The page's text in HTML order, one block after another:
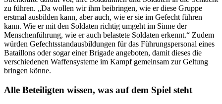
zu führen. „Da wollen wir ihm beibringen, wie er diese Gruppe
erstmal ausbilden kann, aber auch, wie er sie im Gefecht führen
kann. Wie er mit den Soldaten richtig umgeht im Sinne der
Menschenführung, wie er auch belastete Soldaten erkennt.“ Zudem
würden Gefechtsstandausbildungen für das Führungspersonal eines
Bataillons oder sogar einer Brigade angeboten, damit dieses die
verschiedenen Waffensysteme im Kampf gemeinsam zur Geltung
bringen könne.
Alle Beteiligten wissen, was auf dem Spiel steht